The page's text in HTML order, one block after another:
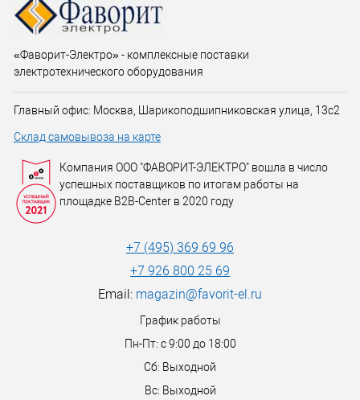
«Фаворит-Электро» - комплексные поставки
электротехнического оборудования
Главный офис: Москва, Шарикоподшипниковская улица, 13с2
Склад самовывоза на карте
Компания ООО "ФАВОРИТ-ЭЛЕКТРО" вошла в число
успешных поставщиков по итогам работы на
площадке B2B-Center в 2020 году
+7 (495) 369 69 96
+7 926 800 25 69
Email: magazin@favorit-el.ru
График работы
Пн-Пт: с 9:00 до 18:00
Сб: Выходной
Вс: Выходной